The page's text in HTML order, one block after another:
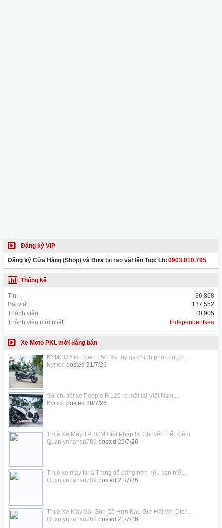
Đăng ký VIP
Đăng ký Cửa Hàng (Shop) và Đưa tin rao vặt lên Top: Lh: 0903.010.795
Thống kê
Tin:
36,868
Bài viết:
137,552
Thành viên:
20,905
Thành viên mới nhất:
Independentkea
Xe Moto PKL mới đăng bán
KYMCO Sky Town 150: Xe tay ga chinh phục người...
Kymco posted 31/7/26
Soi chi tiết xe People R 125 ra mắt tại Việt Nam,...
Kymco posted 30/7/26
Thuê Xe Máy TPHCM Giải Pháp Di Chuyển Tiết Kiệm
Quanlynhansu789 posted 29/7/26
Thuê xe máy Nha Trang dễ dàng hơn nếu bạn biết...
Quanlynhansu789 posted 21/7/26
Thuê Xe Máy Sài Gòn Dễ Hơn Bao Giờ Hết Với Dịch...
Quanlynhansu789 posted 21/7/26